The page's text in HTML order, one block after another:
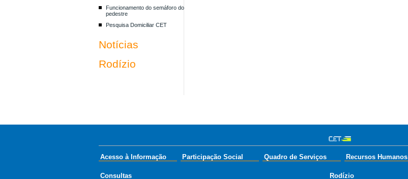
Funcionamento do semáforo do
pedestre
Pesquisa Domiciliar CET
Notícias
Rodízio
Acesso à Informação Participação Social Quadro de Serviços Recursos Humanos
Consultas Rodízio